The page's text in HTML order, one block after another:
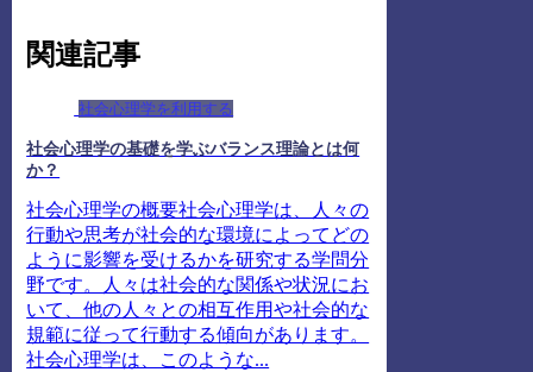
関連記事
社会心理学を利用する
社会心理学の基礎を学ぶバランス理論とは何
か？
社会心理学の概要社会心理学は、人々の
行動や思考が社会的な環境によってどの
ように影響を受けるかを研究する学問分
野です。人々は社会的な関係や状況にお
いて、他の人々との相互作用や社会的な
規範に従って行動する傾向があります。
社会心理学は、このような...